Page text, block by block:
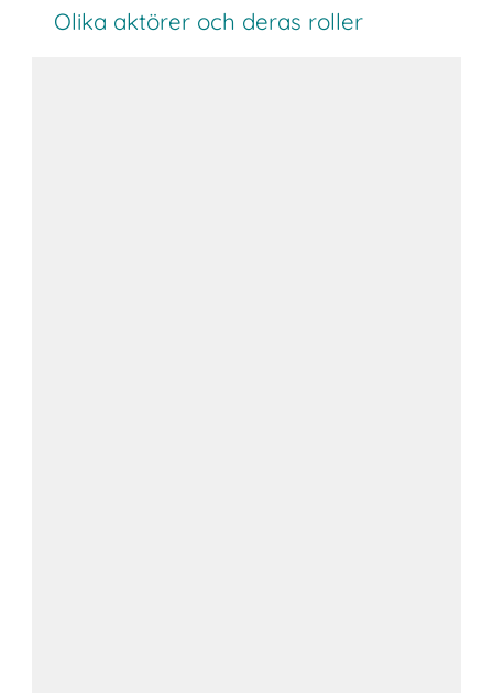
Olika aktörer och deras roller